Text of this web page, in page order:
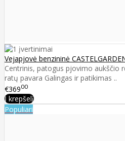
Vejapjovė benzininė
Centrinis, patogus pjovimo aukščio
ratų pavara Galingas ir patikimas ..
€36900
Į krepšelį
Populiari